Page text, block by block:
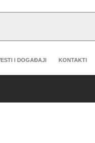
I DOGAĐAJI KONTAKTI